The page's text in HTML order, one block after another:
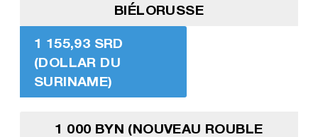
BIÉLORUSSE
1 155,93 SRD
(DOLLAR DU
SURINAME)
1 000 BYN (NOUVEAU ROUBLE